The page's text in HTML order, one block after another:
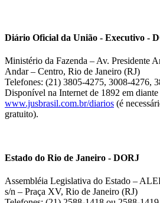
Diário Oficial da União - Executivo -
Ministério da Fazenda – Av. Presidente
Andar – Centro, Rio de Janeiro (RJ)
Telefones: (21) 3805-4275, 3008-4276,
Disponível na Internet de 1892 em
www.jusbrasil.com.br/diarios (é
gratuito).
Estado do Rio de Janeiro - DORJ
Assembléia Legislativa do Estado –
s/n – Praça XV, Rio de Janeiro (RJ)